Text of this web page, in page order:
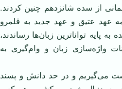
از سده شانزدهم چنین کردند.
عهد عتیق و عهد جدید به قلمرو
پایه تواناترین زبان‌ها رساندند،
واژه‌سازی زبان و وام‌گیری به
می‌گیریم و در حد دانش و پسند